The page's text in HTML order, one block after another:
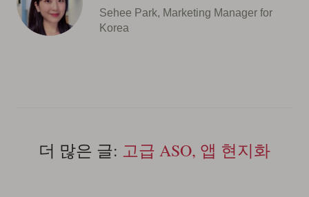
Sehee Park, Marketing Manager for
Korea
더 많은 글: 고급 ASO, 앱 현지화